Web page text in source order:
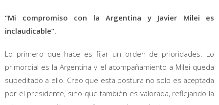
“Mi compromiso con la Argentina y Javier Milei es
inclaudicable”.
Lo primero que hace es fijar un orden de prioridades. Lo
primordial es la Argentina y el acompañamiento a Milei queda
supeditado a ello. Creo que esta postura no solo es aceptada
por el presidente, sino que también es valorada, reflejando la